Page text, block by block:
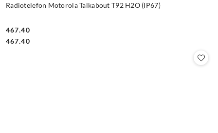
Radiotelefon Motorola Talkabout T92 H2O (IP67)
Cena:
467.40
Cena:
467.40